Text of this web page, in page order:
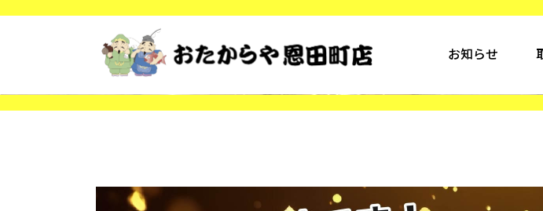
お知らせ